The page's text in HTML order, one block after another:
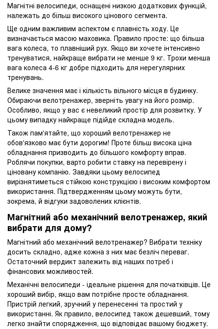
Магнітні велосипеди, оснащені низкою додаткових функцій,
належать до більш високого цінового сегмента.
Ще одним важливим аспектом є плавність ходу. Це
визначається масою маховика. Правило просте: що більша
вага колеса, то плавніший рух. Якщо ви хочете інтенсивно
тренуватися, найкраще вибрати не менше 9 кг. Трохи менша
вага колеса 4-6 кг добре підходить для нерегулярних
тренувань.
Велике значення має і кількість вільного місця в будинку.
Обираючи велотренажер, зверніть увагу на його розмір.
Особливо, якщо у вас є невеликий простір для розвитку. У
цьому випадку найкраще підійде складна модель.
Також пам'ятайте, що хороший велотренажер не
обов'язково має бути дорогим! Проте більш висока ціна
обладнання призводить до більшого комфорту вправ.
Роблячи покупки, варто робити ставку на перевірену і
ціновану компанію. Завдяки цьому велосипед
вирізнятиметься стійкою конструкцією і високим комфортом
використання. Підтвердженням цьому можуть бути,
зокрема, й відгуки задоволених клієнтів.
Магнітний або механічний велотренажер, який
вибрати для дому?
Магнітний або механічний велотренажер? Вибрати техніку
досить складно, адже кожна з них має безліч переваг.
Остаточний вердикт залежить від наших потреб і
фінансових можливостей.
Механічні велосипеди - ідеальне рішення для початківців. Це
хороший вибір, якщо вам потрібне просте обладнання.
Пристрій легкий, зручний у перенесенні та простий у
використанні. Як правило, велосипед також дешевший, тому
легко знайти спорядження, що відповідає вашому бюджету.